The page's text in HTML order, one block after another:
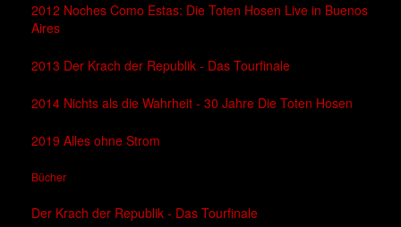
2012 Noches Como Estas: Die Toten Hosen Live in Buenos
Aires
2013 Der Krach der Republik - Das Tourfinale
2014 Nichts als die Wahrheit - 30 Jahre Die Toten Hosen
2019 Alles ohne Strom
Bücher
Der Krach der Republik - Das Tourfinale